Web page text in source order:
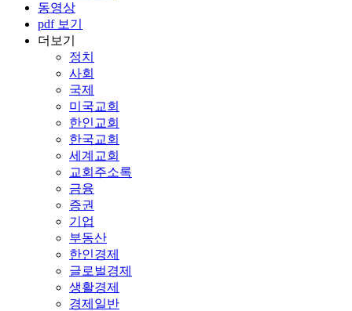
동영상
pdf 보기
더보기
정치
사회
국제
미국교회
한인교회
한국교회
세계교회
교회주소록
금융
증권
기업
부동산
한인경제
글로벌경제
생활경제
경제일반